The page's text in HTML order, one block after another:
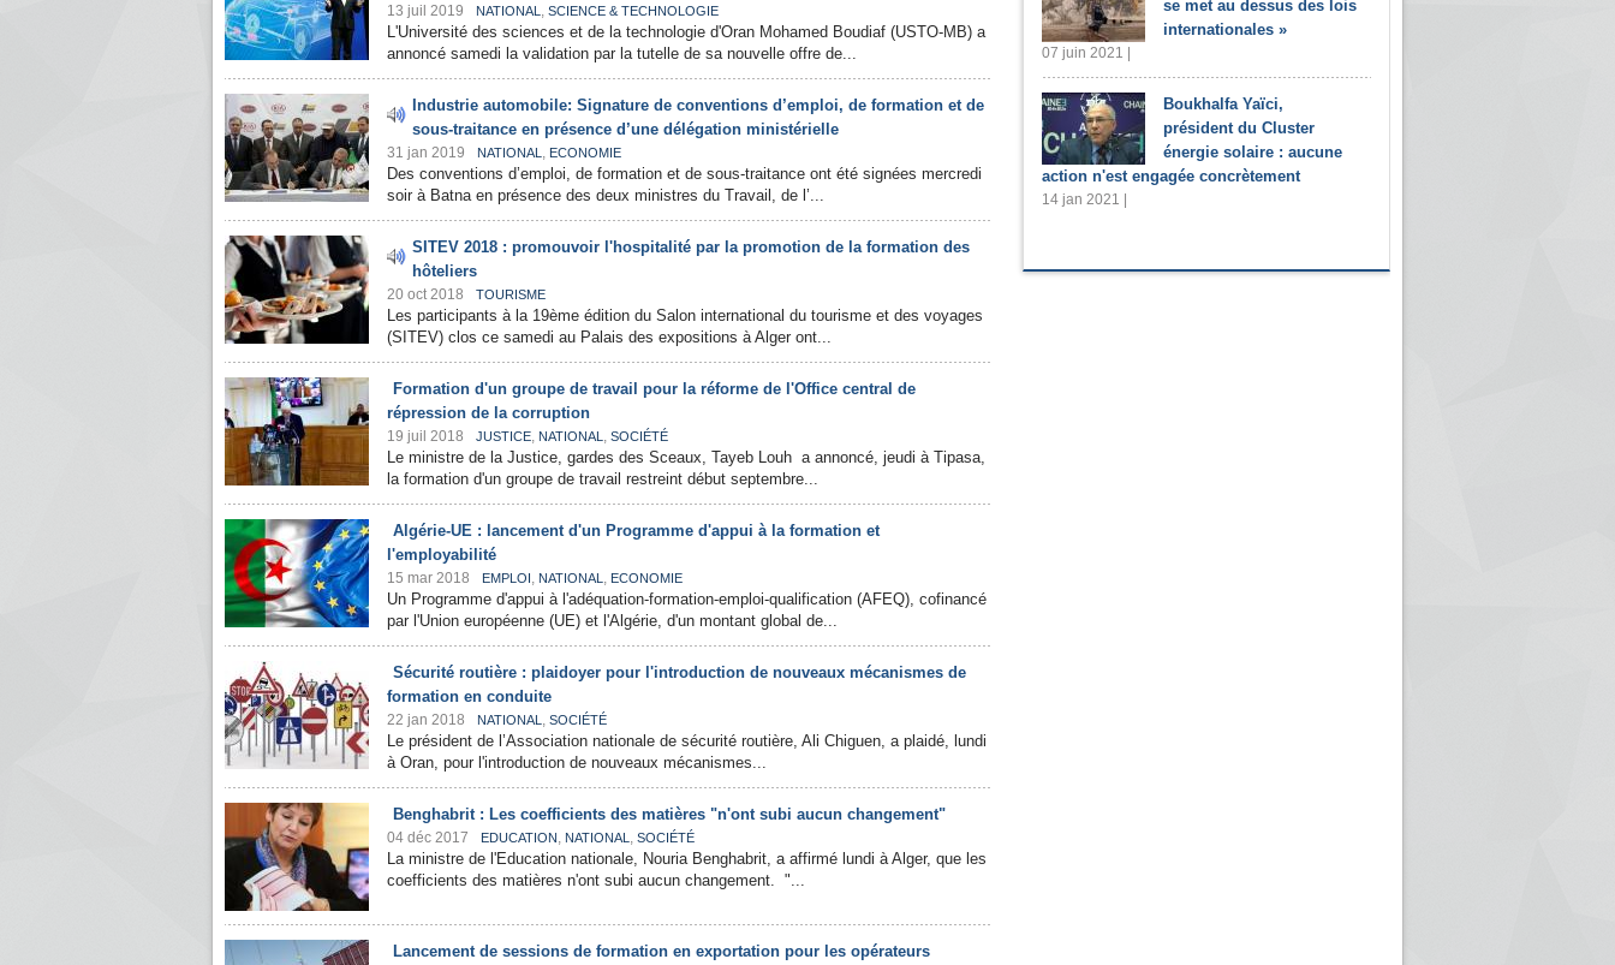
13 juil 2019 NATIONAL , SCIENCE & TECHNOLOGIE
L'Université des sciences et de la technologie d'Oran Mohamed Boudiaf (USTO-MB) a
annoncé samedi la validation par la tutelle de sa nouvelle offre de...
Industrie automobile: Signature de conventions d’emploi, de formation et de
sous-traitance en présence d’une délégation ministérielle
31 jan 2019 NATIONAL , ECONOMIE
Des conventions d’emploi, de formation et de sous-traitance ont été signées mercredi
soir à Batna en présence des deux ministres du Travail, de l’...
SITEV 2018 : promouvoir l'hospitalité par la promotion de la formation des
hôteliers
20 oct 2018 TOURISME
Les participants à la 19ème édition du Salon international du tourisme et des voyages
(SITEV) clos ce samedi au Palais des expositions à Alger ont...
Formation d'un groupe de travail pour la réforme de l'Office central de
répression de la corruption
19 juil 2018 JUSTICE, NATIONAL , SOCIÉTÉ
Le ministre de la Justice, gardes des Sceaux, Tayeb Louh a annoncé, jeudi à Tipasa,
la formation d'un groupe de travail restreint début septembre...
Algérie-UE : lancement d'un Programme d'appui à la formation et
l'employabilité
15 mar 2018 EMPLOI, NATIONAL , ECONOMIE
Un Programme d'appui à l'adéquation-formation-emploi-qualification (AFEQ), cofinancé
par l'Union européenne (UE) et l'Algérie, d'un montant global de...
Sécurité routière : plaidoyer pour l'introduction de nouveaux mécanismes de
formation en conduite
22 jan 2018 NATIONAL , SOCIÉTÉ
Le président de l’Association nationale de sécurité routière, Ali Chiguen, a plaidé, lundi
à Oran, pour l'introduction de nouveaux mécanismes...
Benghabrit : Les coefficients des matières "n'ont subi aucun changement"
04 déc 2017 EDUCATION, NATIONAL , SOCIÉTÉ
La ministre de l'Education nationale, Nouria Benghabrit, a affirmé lundi à Alger, que les
coefficients des matières n'ont subi aucun changement. "...
Lancement de sessions de formation en exportation pour les opérateurs
se met au dessus des lois
internationales »
07 juin 2021 |
Boukhalfa Yaïci,
président du Cluster
énergie solaire : aucune
action n'est engagée concrètement
14 jan 2021 |